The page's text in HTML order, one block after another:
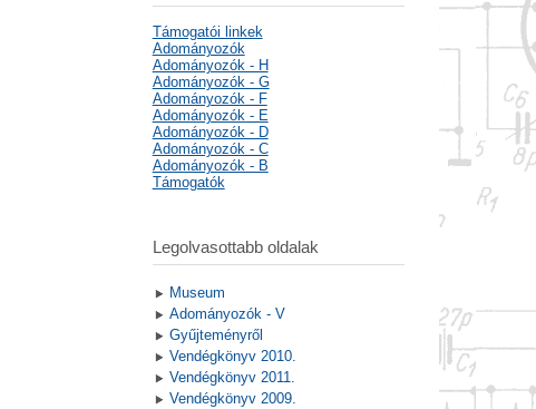
Támogatói linkek
Adományozók
Adományozók - H
Adományozók - G
Adományozók - F
Adományozók - E
Adományozók - D
Adományozók - C
Adományozók - B
Támogatók
Legolvasottabb oldalak
Museum
Adományozók - V
Gyűjteményről
Vendégkönyv 2010.
Vendégkönyv 2011.
Vendégkönyv 2009.